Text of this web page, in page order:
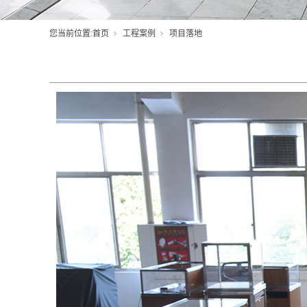
您当前位置:首页 工程案例 项目落地